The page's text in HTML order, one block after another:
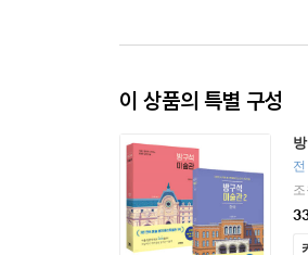
이 상품의 특별 구성